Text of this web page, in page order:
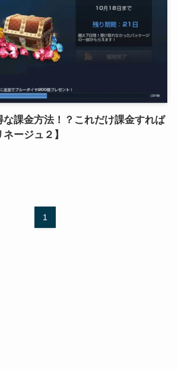
な課金方法！？これだけ課金すれば
ージュ２】
1